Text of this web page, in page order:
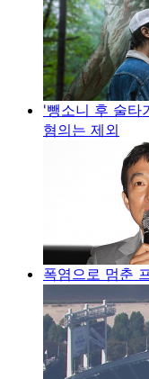
'뺑소니 후 술타
혐의는 제외
폭염으로 멈춘